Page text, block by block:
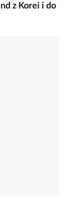
z Korei i do